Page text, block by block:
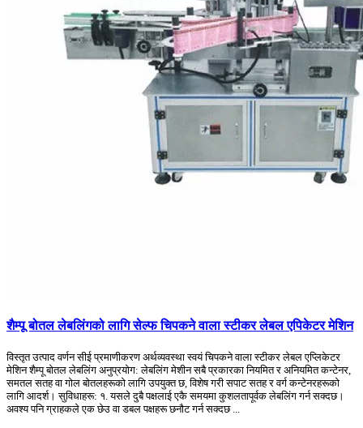
शैम्पू बोतल लेबलिंगको लागि सेल्फ चिपकने वाला स्टीकर लेबल एपिकेटर मेशिन
विस्तृत उत्पाद वर्णन सीई प्रमाणीकरण अर्थव्यवस्था स्वयं चिपकने वाला स्टीकर लेबल एप्लिकेटर
मेशिन शैम्पू बोतल लेबलिंग अनुप्रयोग: लेबलिंग मेशीन सबै प्रकारका नियमित र अनियमित कन्टेनर,
समतल सतह वा गोल बोतलहरूको लागि उपयुक्त छ, विशेष गरी सपाट सतह र वर्ग कन्टेनरहरूको
लागि आदर्श। सुविधाहरू: १. यसले दुबै पक्षलाई एकै समयमा कुशलतापूर्वक लेबलिंग गर्न सक्दछ।
अवश्य पनि ग्राहकले एक छेउ वा डबल पक्षहरू छनौट गर्न सक्दछ ...